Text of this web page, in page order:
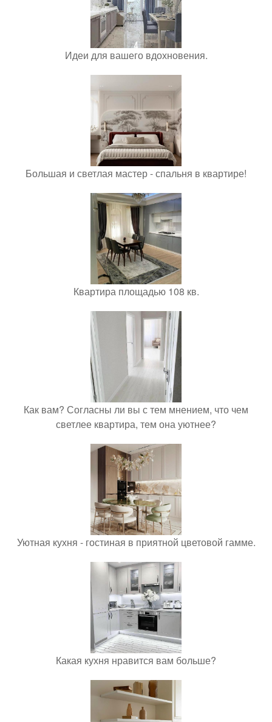
Идеи для вашего вдохновения.
Большая и светлая мастер - спальня в квартире!
Квартира площадью 108 кв.
Как вам? Согласны ли вы с тем мнением, что чем
светлее квартира, тем она уютнее?
Уютная кухня - гостиная в приятной цветовой гамме.
Какая кухня нравится вам больше?